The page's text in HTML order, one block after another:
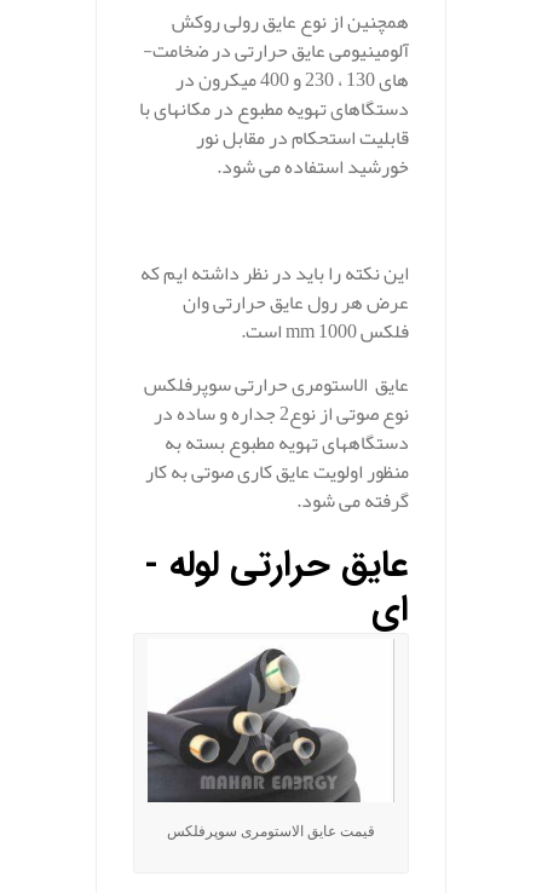
همچنین از نوع عایق رولی روکش
آلومینیومی عایق حرارتی در ضخامت­
های 130 ، 230 و 400 میکرون در
دستگاهای تهویه مطبوع در مکانهای با
قابلیت استحکام در مقابل نور
خورشید استفاده می شود.
این نکته را باید در نظر داشته ایم که
عرض هر رول عایق حرارتی وان
فلکس 1000 mm است.
عایق الاستومری حرارتی سوپرفلکس
نوع صوتی از نوع2 جداره و ساده در
دستگاههای تهویه مطبوع بسته به
منظور اولویت عایق­ کاری صوتی به کار
گرفته می شود.
عایق حرارتی لوله ­
ای
قیمت عایق الاستومری سوپرفلکس